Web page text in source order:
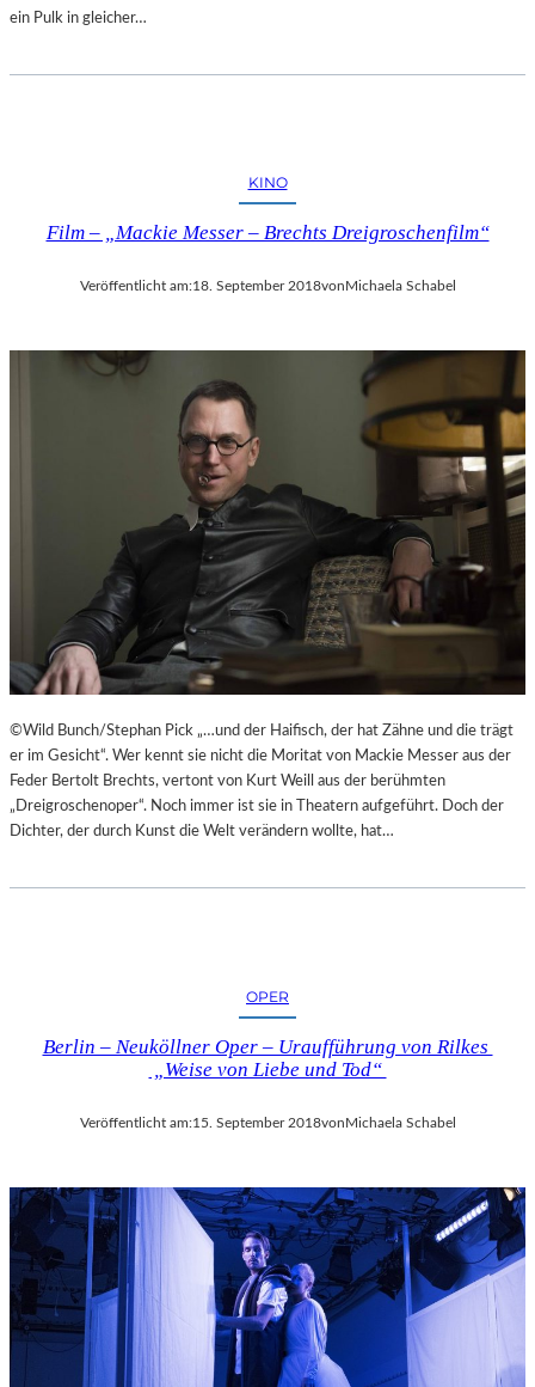
ein Pulk in gleicher…
KINO
Film – „Mackie Messer – Brechts Dreigroschenfilm“
Veröffentlicht am:18. September 2018vonMichaela Schabel
©Wild Bunch/Stephan Pick „…und der Haifisch, der hat Zähne und die trägt
er im Gesicht“. Wer kennt sie nicht die Moritat von Mackie Messer aus der
Feder Bertolt Brechts, vertont von Kurt Weill aus der berühmten
„Dreigroschenoper“. Noch immer ist sie in Theatern aufgeführt. Doch der
Dichter, der durch Kunst die Welt verändern wollte, hat…
OPER
Berlin – Neuköllner Oper – Uraufführung von Rilkes
„Weise von Liebe und Tod“
Veröffentlicht am:15. September 2018vonMichaela Schabel